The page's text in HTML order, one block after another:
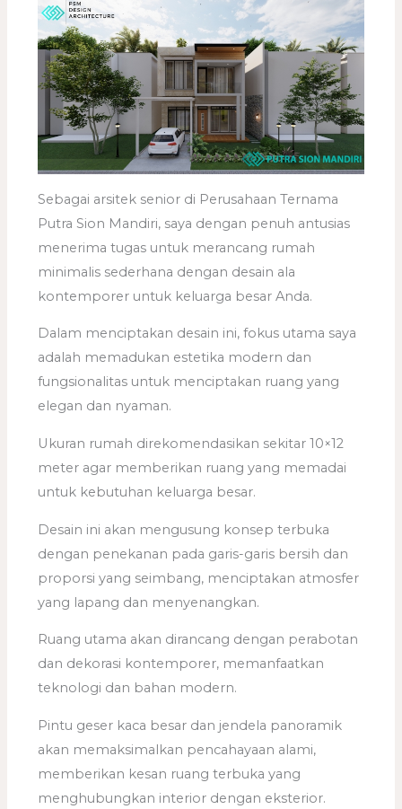
Sebagai arsitek senior di Perusahaan Ternama
Putra Sion Mandiri, saya dengan penuh antusias
menerima tugas untuk merancang rumah
minimalis sederhana dengan desain ala
kontemporer untuk keluarga besar Anda.
Dalam menciptakan desain ini, fokus utama saya
adalah memadukan estetika modern dan
fungsionalitas untuk menciptakan ruang yang
elegan dan nyaman.
Ukuran rumah direkomendasikan sekitar 10×12
meter agar memberikan ruang yang memadai
untuk kebutuhan keluarga besar.
Desain ini akan mengusung konsep terbuka
dengan penekanan pada garis-garis bersih dan
proporsi yang seimbang, menciptakan atmosfer
yang lapang dan menyenangkan.
Ruang utama akan dirancang dengan perabotan
dan dekorasi kontemporer, memanfaatkan
teknologi dan bahan modern.
Pintu geser kaca besar dan jendela panoramik
akan memaksimalkan pencahayaan alami,
memberikan kesan ruang terbuka yang
menghubungkan interior dengan eksterior.